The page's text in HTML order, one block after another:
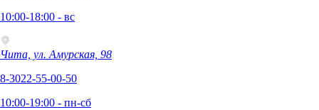
10:00-18:00 - вс
Чита, ул. Амурская, 98
8-3022-55-00-50
10:00-19:00 - пн-сб